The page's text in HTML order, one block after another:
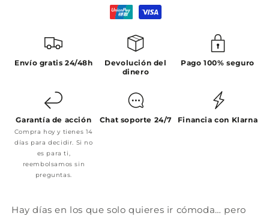
Envío gratis 24/48h
Devolución del
dinero
Pago 100% seguro
Garantía de acción
Compra hoy y tienes 14
días para decidir. Si no
es para ti,
reembolsamos sin
preguntas.
Chat soporte 24/7 Financia con Klarna
Hay días en los que solo quieres ir cómoda… pero